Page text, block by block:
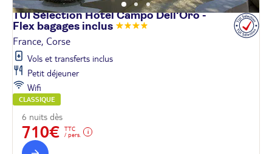
TUI Sélection Hôtel Campo Dell'Oro -
Flex bagages inclus
France, Corse
Vols et transferts inclus
Petit déjeuner
Wifi
CLASSIQUE
6 nuits dès
710€
TTC
/ pers.